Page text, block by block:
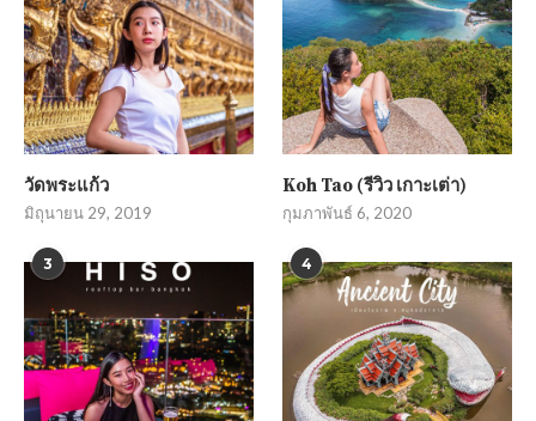
วัดพระแก้ว
มิถุนายน 29, 2019
Koh Tao (รีวิว เกาะเต่า)
กุมภาพันธ์ 6, 2020
3 4